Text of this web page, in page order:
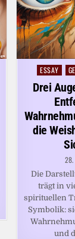
Posted
in
ESSAY
Drei
die
28.
Die
trägt in
spirituellen
Symbolik:
und